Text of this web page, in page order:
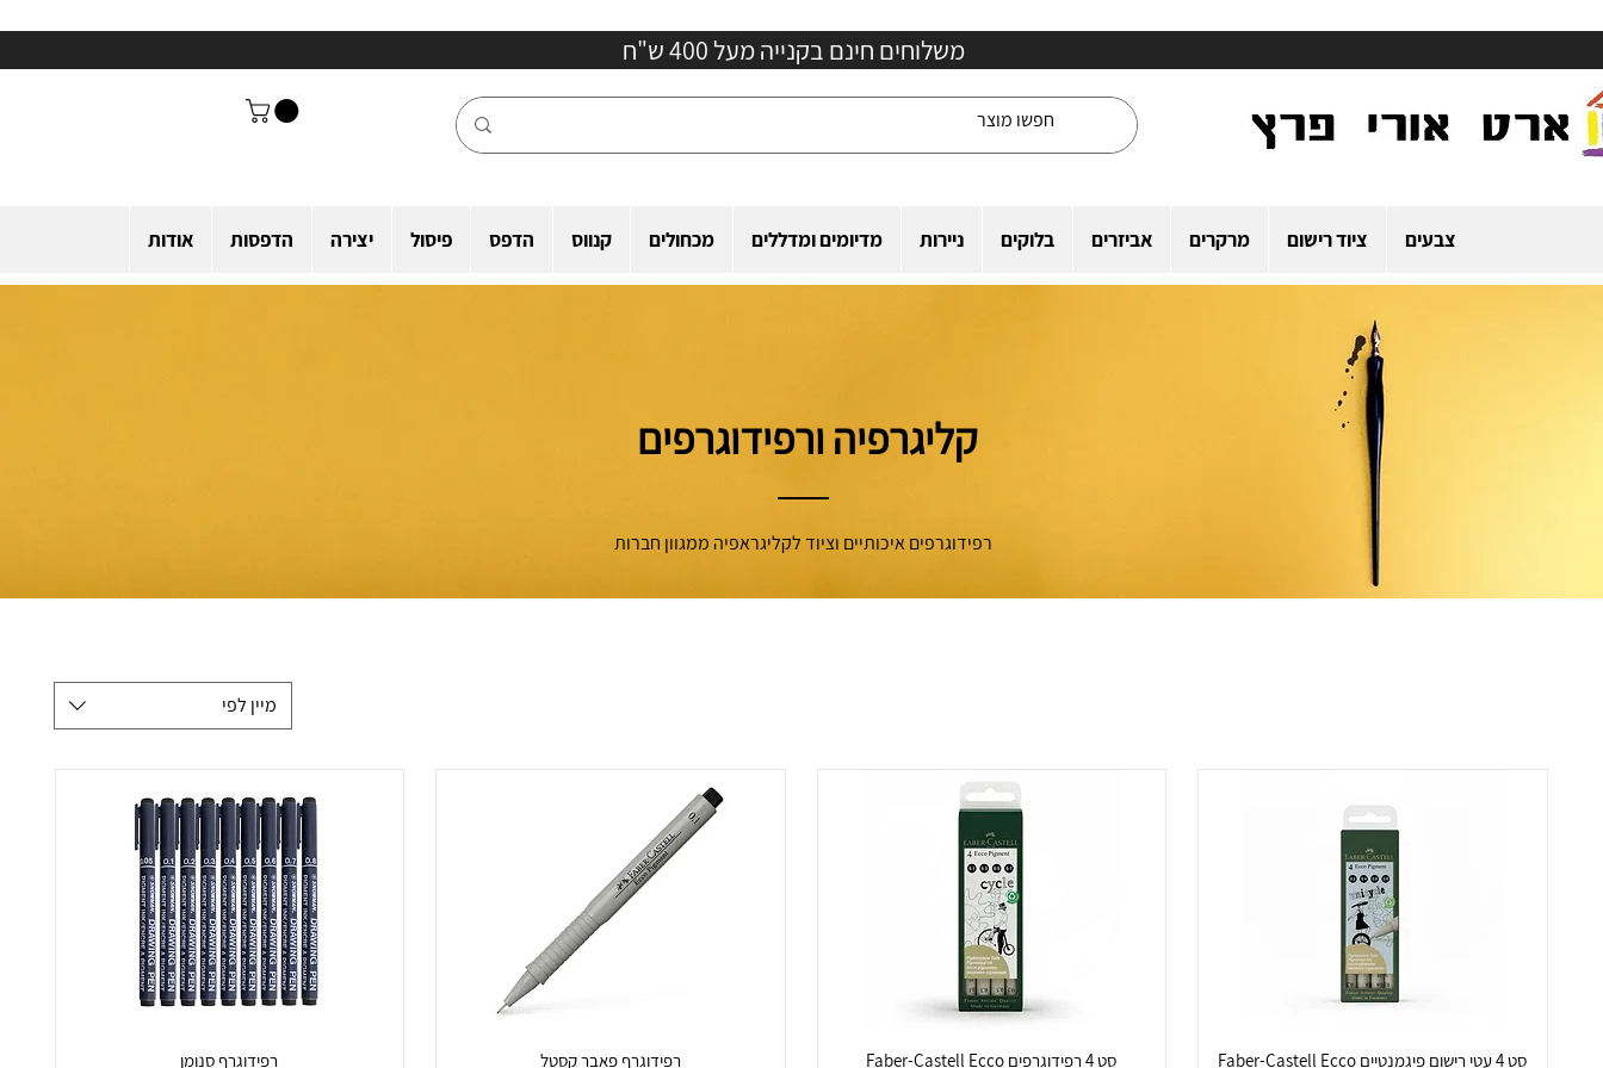
משלוחים חינם בקנייה מעל 400 ש"ח
צבעים ציוד רישום מרקרים אביזרים בלוקים ניירות מדיומים ומדללים מכחולים קנווס הדפס פיסול יצירה הדפסות אודות
קליגרפיה ורפידוגרפים
רפידוגרפים איכותיים וציוד לקליגראפיה ממגוון חברות
מיין לפי
סט 4 עטי רישום פיגמנטיים Faber-Castell Ecco
סט 4 רפידוגרפים Faber-Castell Ecco
רפידוגרף פאבר קסטל רפידוגרף סנומן